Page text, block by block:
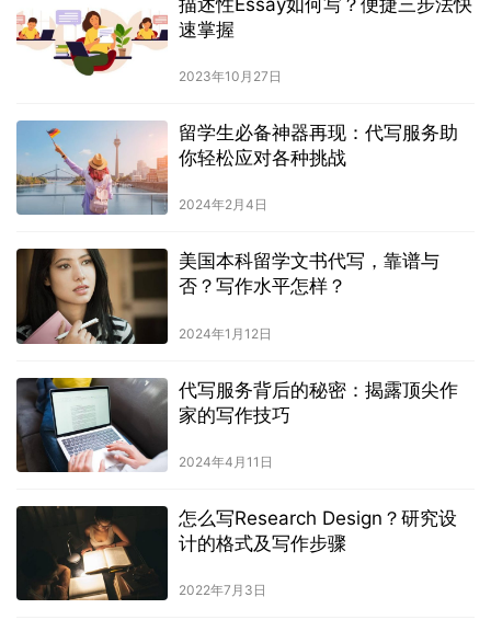
速掌握
2023年10月27日
留学生必备神器再现：代写服务助
你轻松应对各种挑战
2024年2月4日
美国本科留学文书代写，靠谱与
否？写作水平怎样？
2024年1月12日
代写服务背后的秘密：揭露顶尖作
家的写作技巧
2024年4月11日
怎么写Research Design？研究设
计的格式及写作步骤
2022年7月3日